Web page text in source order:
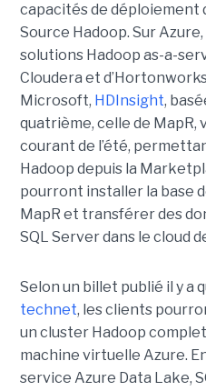
capacités de déploiement
Source Hadoop. Sur
solutions Hadoop as-a-
Cloudera et
Microsoft, HDInsight,
quatrième, celle de MapR,
courant de l’été,
Hadoop depuis la
pourront installer la base
MapR et transférer des
SQL Server dans le cloud
Selon un billet publié il y a
technet, les clients
un cluster Hadoop
machine virtuelle Azure.
service Azure Data Lake,